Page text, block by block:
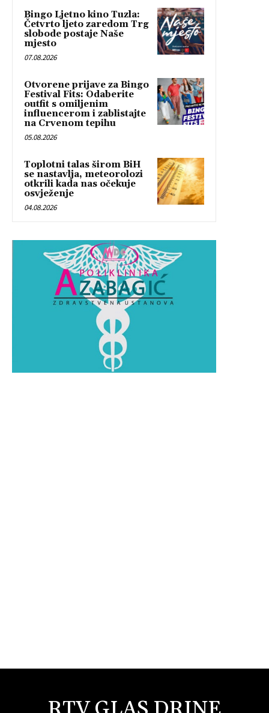
Bingo Ljetno kino Tuzla:
Četvrto ljeto zaredom Trg
slobode postaje Naše
mjesto
07.08.2026
Otvorene prijave za Bingo
Festival Fits: Odaberite
outfit s omiljenim
influencerom i zablistajte
na Crvenom tepihu
05.08.2026
Toplotni talas širom BiH
se nastavlja, meteorolozi
otkrili kada nas očekuje
osvježenje
04.08.2026